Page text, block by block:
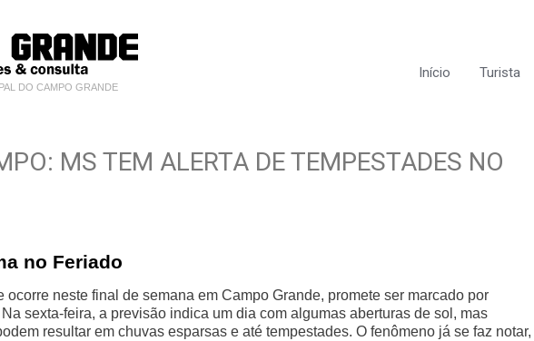
DO CAMPO GRANDE
Início Turista
MS TEM ALERTA DE TEMPESTADES NO
no Feriado
ocorre neste final de semana em Campo Grande, promete ser marcado por
sexta-feira, a previsão indica um dia com algumas aberturas de sol, mas
resultar em chuvas esparsas e até tempestades. O fenômeno já se faz notar,